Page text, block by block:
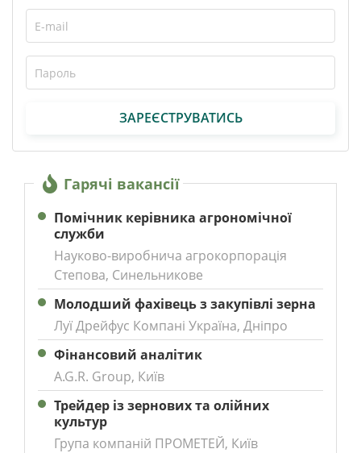
ЗАРЕЄСТРУВАТИСЬ
Гарячі вакансії
Помічник керівника агрономічної
служби
Науково-виробнича агрокорпорація
Степова, Синельникове
Молодший фахівець з закупівлі зерна
Луї Дрейфус Компані Україна, Дніпро
Фінансовий аналітик
A.G.R. Group, Київ
Трейдер із зернових та олійних
культур
Група компаній ПРОМЕТЕЙ, Київ